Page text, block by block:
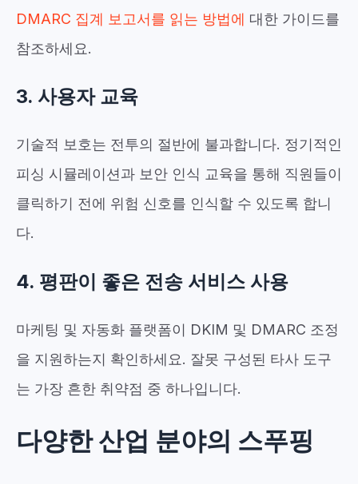
DMARC 집계 보고서를 읽는 방법에 대한 가이드를
참조하세요.
3. 사용자 교육
기술적 보호는 전투의 절반에 불과합니다. 정기적인
피싱 시뮬레이션과 보안 인식 교육을 통해 직원들이
클릭하기 전에 위험 신호를 인식할 수 있도록 합니
다.
4. 평판이 좋은 전송 서비스 사용
마케팅 및 자동화 플랫폼이 DKIM 및 DMARC 조정
을 지원하는지 확인하세요. 잘못 구성된 타사 도구
는 가장 흔한 취약점 중 하나입니다.
다양한 산업 분야의 스푸핑